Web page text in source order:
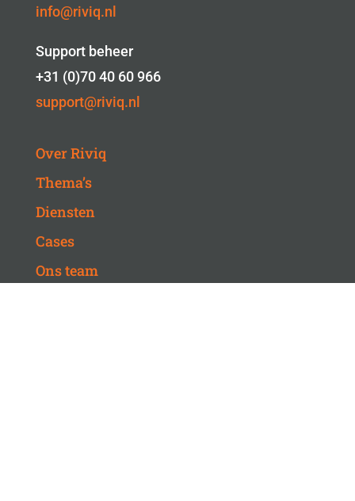
info@riviq.nl
Support beheer
+31 (0)70 40 60 966
support@riviq.nl
Over Riviq
Thema’s
Diensten
Cases
Ons team